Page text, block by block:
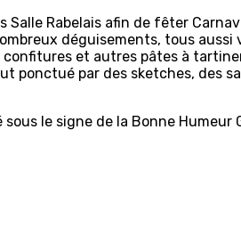
Rabelais afin de fêter
déguisements, tous aussi
confitures et autres pâtes à
ponctué par des sketches, des
le signe de la Bonne Humeur